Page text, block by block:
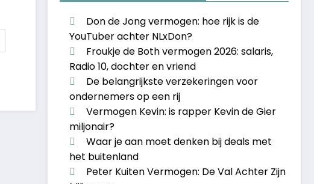
Don de Jong vermogen: hoe rijk is de
YouTuber achter NLxDon?
Froukje de Both vermogen 2026: salaris,
Radio 10, dochter en vriend
De belangrijkste verzekeringen voor
ondernemers op een rij
Vermogen Kevin: is rapper Kevin de Gier
miljonair?
Waar je aan moet denken bij deals met
het buitenland
Peter Kuiten Vermogen: De Val Achter Zijn